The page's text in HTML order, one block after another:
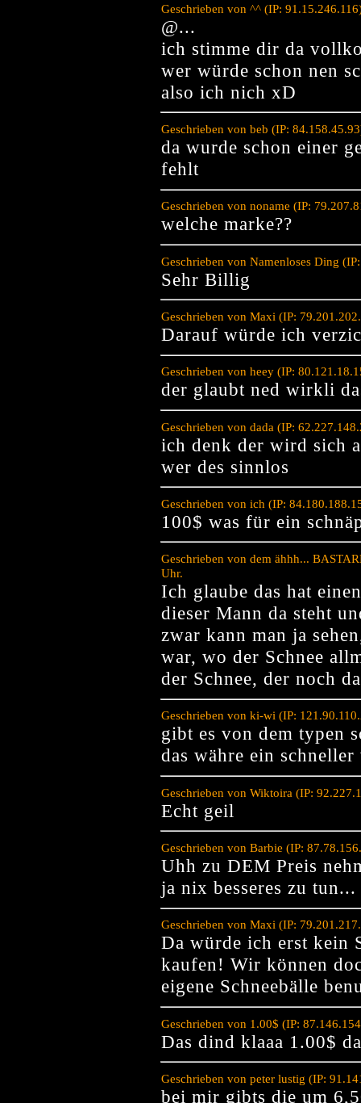
Geschrieben von ^^ (IP:
@...
ich stimme dir da
wer würde schon nen
also ich nich xD
Geschrieben von beb (IP:
da wurde schon einer
fehlt
Geschrieben von noname (IP:
welche marke??
Geschrieben von Namenloses Ding
Sehr Billig
Geschrieben von Maxi (IP:
Darauf würde ich
Geschrieben von heey (IP:
der glaubt ned wirkli
Geschrieben von dada (IP:
ich denk der wird sich
wer des sinnlos
Geschrieben von ich (IP:
100$ was für ein
Geschrieben von dem ähhh...
Uhr.
Ich glaube das hat
dieser Mann da steht
zwar kann man ja
war, wo der Schnee
der Schnee, der noch
Geschrieben von ki-wi (IP:
gibt es von dem typen
das währe ein
Geschrieben von Wiktoira (IP:
Echt geil
Geschrieben von Barbie (IP:
Uhh zu DEM Preis
ja nix besseres zu tun...
Geschrieben von Maxi (IP:
Da würde ich erst kein
kaufen! Wir können
eigene Schneebälle
Geschrieben von 1.00$ (IP:
Das dind klaaa 1.00$
Geschrieben von peter lustig (IP:
bei mir gibts die um